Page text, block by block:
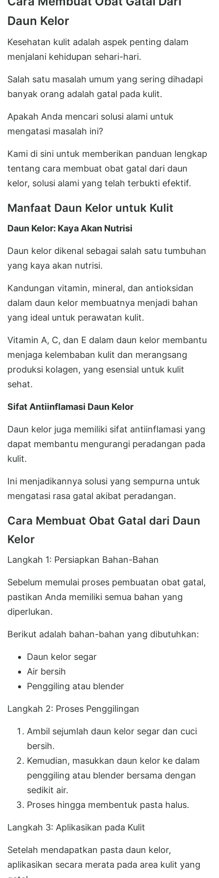
Daun Kelor
Kesehatan kulit adalah aspek penting dalam
menjalani kehidupan sehari-hari.
Salah satu masalah umum yang sering dihadapi
banyak orang adalah gatal pada kulit.
Apakah Anda mencari solusi alami untuk
mengatasi masalah ini?
Kami di sini untuk memberikan panduan lengkap
tentang cara membuat obat gatal dari daun
kelor, solusi alami yang telah terbukti efektif.
Manfaat Daun Kelor untuk Kulit
Daun Kelor: Kaya Akan Nutrisi
Daun kelor dikenal sebagai salah satu tumbuhan
yang kaya akan nutrisi.
Kandungan vitamin, mineral, dan antioksidan
dalam daun kelor membuatnya menjadi bahan
yang ideal untuk perawatan kulit.
Vitamin A, C, dan E dalam daun kelor membantu
menjaga kelembaban kulit dan merangsang
produksi kolagen, yang esensial untuk kulit
sehat.
Sifat Antiinflamasi Daun Kelor
Daun kelor juga memiliki sifat antiinflamasi yang
dapat membantu mengurangi peradangan pada
kulit.
Ini menjadikannya solusi yang sempurna untuk
mengatasi rasa gatal akibat peradangan.
Cara Membuat Obat Gatal dari Daun
Kelor
Langkah 1: Persiapkan Bahan-Bahan
Sebelum memulai proses pembuatan obat gatal,
pastikan Anda memiliki semua bahan yang
diperlukan.
Berikut adalah bahan-bahan yang dibutuhkan:
Daun kelor segar
Air bersih
Penggiling atau blender
Langkah 2: Proses Penggilingan
Ambil sejumlah daun kelor segar dan cuci
bersih.
Kemudian, masukkan daun kelor ke dalam
penggiling atau blender bersama dengan
sedikit air.
Proses hingga membentuk pasta halus.
Langkah 3: Aplikasikan pada Kulit
Setelah mendapatkan pasta daun kelor,
aplikasikan secara merata pada area kulit yang